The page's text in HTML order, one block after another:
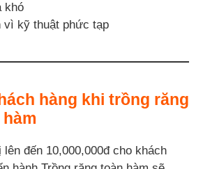
khó
kỹ thuật phức tạp
hàng khi trồng răng
đến 10,000,000đ cho khách